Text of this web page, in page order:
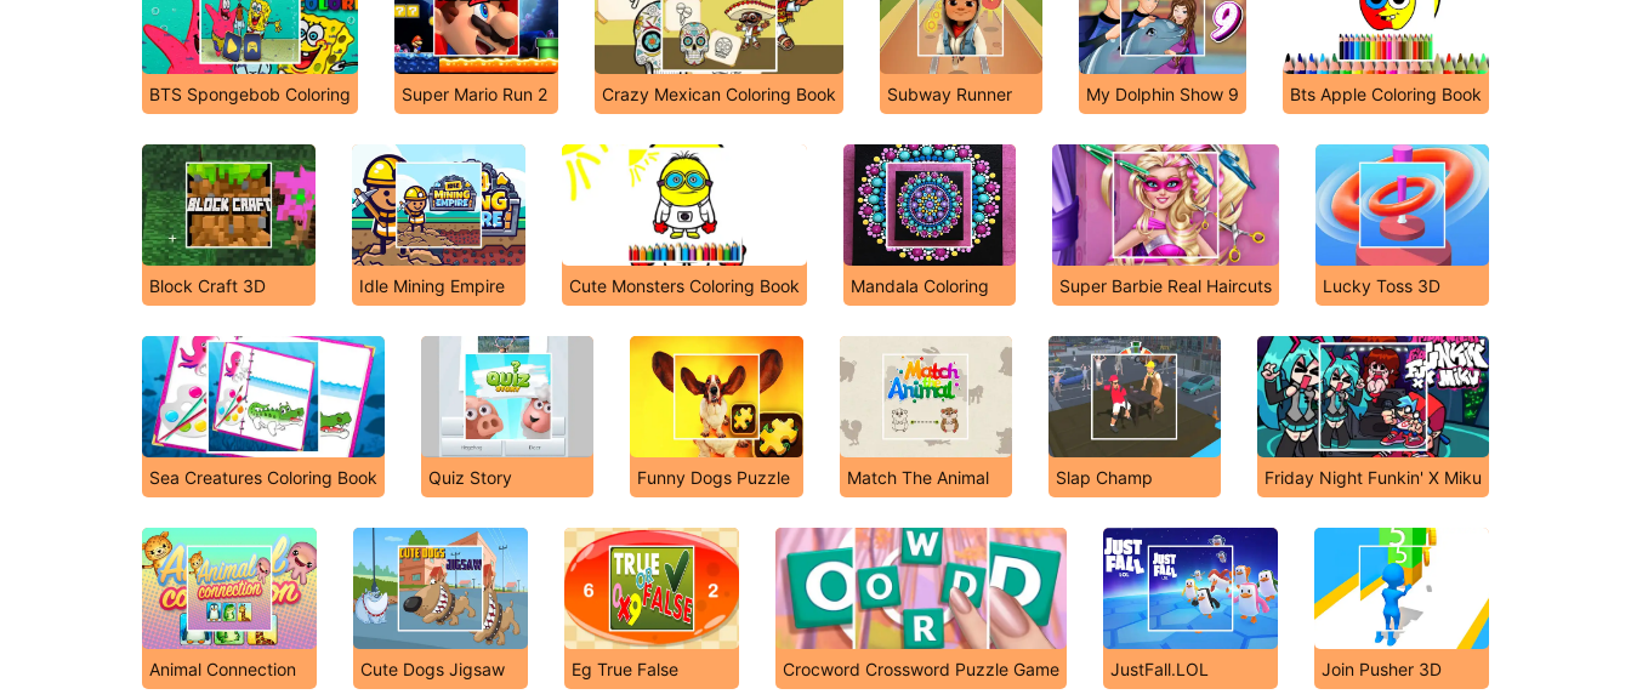
BTS Spongebob Coloring Super Mario Run 2 Crazy Mexican Coloring Book Subway Runner My Dolphin Show 9 Bts Apple Coloring Book
Block Craft 3D Idle Mining Empire Cute Monsters Coloring Book Mandala Coloring Super Barbie Real Haircuts Lucky Toss 3D
Sea Creatures Coloring Book Quiz Story Funny Dogs Puzzle Match The Animal Slap Champ Friday Night Funkin' X Miku
Animal Connection Cute Dogs Jigsaw Eg True False Crocword Crossword Puzzle Game JustFall.LOL Join Pusher 3D